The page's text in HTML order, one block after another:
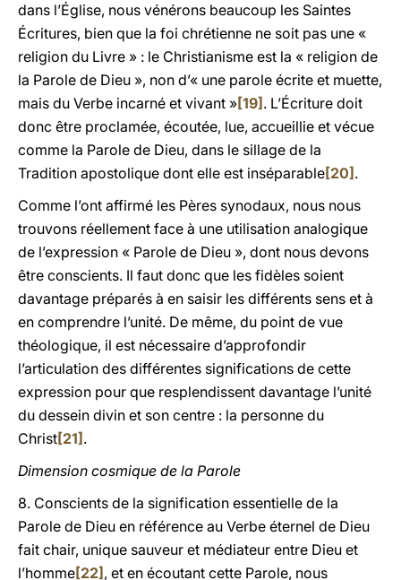
dans l’Église, nous vénérons beaucoup les Saintes
Écritures, bien que la foi chrétienne ne soit pas une «
religion du Livre » : le Christianisme est la « religion de
la Parole de Dieu », non d’« une parole écrite et muette,
mais du Verbe incarné et vivant »[19] . L’Écriture doit
donc être proclamée, écoutée, lue, accueillie et vécue
comme la Parole de Dieu, dans le sillage de la
Tradition apostolique dont elle est inséparable[20] .
Comme l’ont affirmé les Pères synodaux, nous nous
trouvons réellement face à une utilisation analogique
de l’expression « Parole de Dieu », dont nous devons
être conscients. Il faut donc que les fidèles soient
davantage préparés à en saisir les différents sens et à
en comprendre l’unité. De même, du point de vue
théologique, il est nécessaire d’approfondir
l’articulation des différentes significations de cette
expression pour que resplendissent davantage l’unité
du dessein divin et son centre : la personne du
Christ[21] .
Dimension cosmique de la Parole
8. Conscients de la signification essentielle de la
Parole de Dieu en référence au Verbe éternel de Dieu
fait chair, unique sauveur et médiateur entre Dieu et
l’homme[22] , et en écoutant cette Parole, nous